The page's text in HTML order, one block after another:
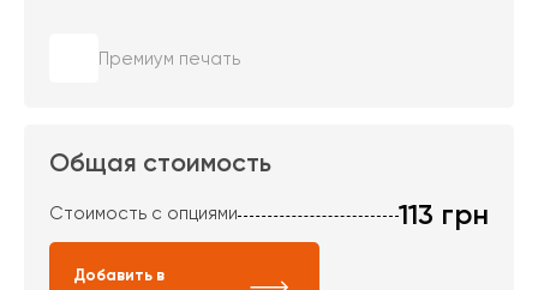
Премиум печать
Общая стоимость
Стоимость с опциями 113 грн
Добавить в